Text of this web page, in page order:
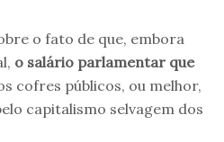
o fato de que, embora
o salário parlamentar que
cofres públicos, ou melhor,
capitalismo selvagem dos